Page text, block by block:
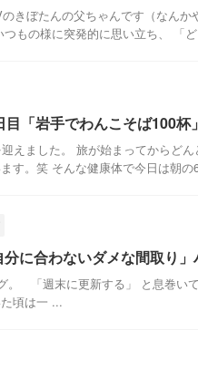
きぼたんの父ちゃんです（なん
もの様に突発的に思い立ち、 「
目「岩手でわんこそば100杯
えました。 旅が始まってからど
す。笑 そんな健康体で今日は朝の
に合わないダメな間取り
。 「週末に更新する」 と息巻い
頃は一 ...